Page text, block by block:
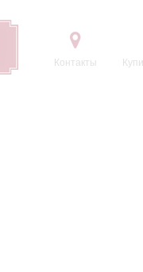
Контакты